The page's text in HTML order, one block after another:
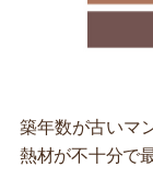
築年数が古いマ
熱材が不十分で